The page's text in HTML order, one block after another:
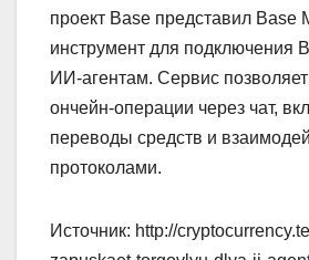
проект Base представил Base
инструмент для подключения
ИИ-агентам. Сервис
ончейн-операции через чат,
переводы средств и
протоколами.
Источник: http://